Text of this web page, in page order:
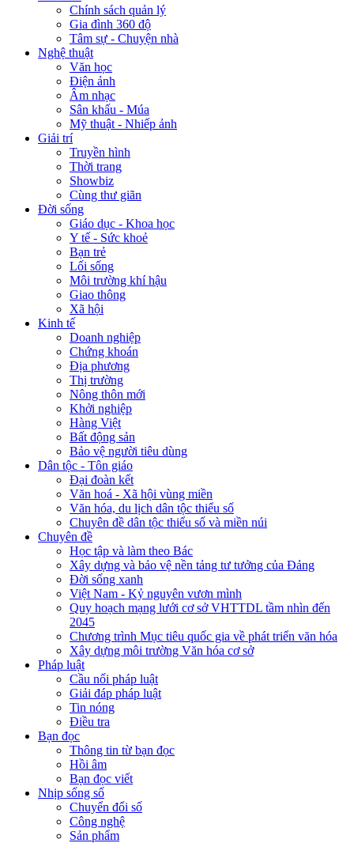
Chính sách quản lý
Gia đình 360 độ
Tâm sự - Chuyện nhà
Nghệ thuật
Văn học
Điện ảnh
Âm nhạc
Sân khấu - Múa
Mỹ thuật - Nhiếp ảnh
Giải trí
Truyền hình
Thời trang
Showbiz
Cùng thư giãn
Đời sống
Giáo dục - Khoa học
Y tế - Sức khoẻ
Bạn trẻ
Lối sống
Môi trường khí hậu
Giao thông
Xã hội
Kinh tế
Doanh nghiệp
Chứng khoán
Địa phương
Thị trường
Nông thôn mới
Khởi nghiệp
Hàng Việt
Bất động sản
Bảo vệ người tiêu dùng
Dân tộc - Tôn giáo
Đại đoàn kết
Văn hoá - Xã hội vùng miền
Văn hóa, du lịch dân tộc thiểu số
Chuyên đề dân tộc thiểu số và miền núi
Chuyên đề
Học tập và làm theo Bác
Xây dựng và bảo vệ nền tảng tư tưởng của Đảng
Đời sống xanh
Việt Nam - Kỷ nguyên vươn mình
Quy hoạch mạng lưới cơ sở VHTTDL tầm nhìn đến
2045
Chương trình Mục tiêu quốc gia về phát triển văn hóa
Xây dựng môi trường Văn hóa cơ sở
Pháp luật
Cầu nối pháp luật
Giải đáp pháp luật
Tin nóng
Điều tra
Bạn đọc
Thông tin từ bạn đọc
Hồi âm
Bạn đọc viết
Nhịp sống số
Chuyển đổi số
Công nghệ
Sản phẩm